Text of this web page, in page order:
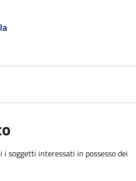
soggetti interessati in possesso dei